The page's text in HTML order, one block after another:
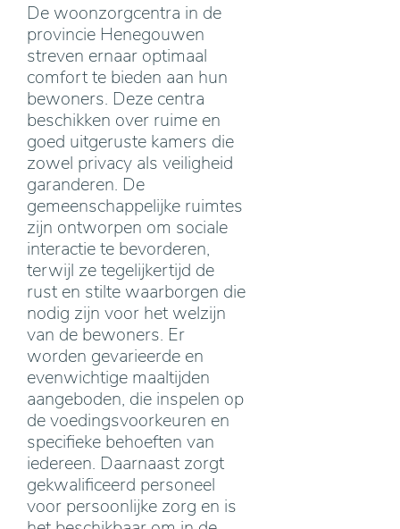
De woonzorgcentra in de
provincie Henegouwen
streven ernaar optimaal
comfort te bieden aan hun
bewoners. Deze centra
beschikken over ruime en
goed uitgeruste kamers die
zowel privacy als veiligheid
garanderen. De
gemeenschappelijke ruimtes
zijn ontworpen om sociale
interactie te bevorderen,
terwijl ze tegelijkertijd de
rust en stilte waarborgen die
nodig zijn voor het welzijn
van de bewoners. Er
worden gevarieerde en
evenwichtige maaltijden
aangeboden, die inspelen op
de voedingsvoorkeuren en
specifieke behoeften van
iedereen. Daarnaast zorgt
gekwalificeerd personeel
voor persoonlijke zorg en is